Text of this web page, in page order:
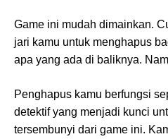
Game ini mudah dimainkan.
jari kamu untuk menghapus
apa yang ada di baliknya.
Penghapus kamu berfungsi
detektif yang menjadi kunci
tersembunyi dari game ini.